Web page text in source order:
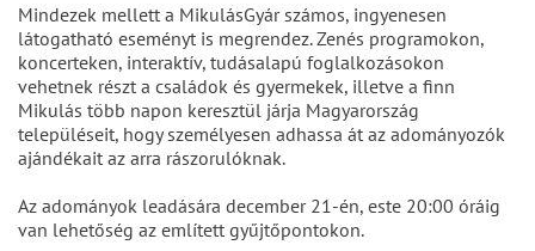
Mindezek mellett a MikulásGyár számos, ingyenesen
látogatható eseményt is megrendez. Zenés programokon,
koncerteken, interaktív, tudásalapú foglalkozásokon
vehetnek részt a családok és gyermekek, illetve a finn
Mikulás több napon keresztül járja Magyarország
településeit, hogy személyesen adhassa át az adományozók
ajándékait az arra rászorulóknak.
Az adományok leadására december 21-én, este 20:00 óráig
van lehetőség az említett gyűjtőpontokon.